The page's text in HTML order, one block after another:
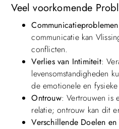
Veel voorkomende
Communicatieproblemen
communicatie kan
conflicten.
Verlies van Intimiteit:
levensomstandigheden
de emotionele en
Ontrouw: Vertrouwen is
relatie; ontrouw kan dit
Verschillende Doelen en